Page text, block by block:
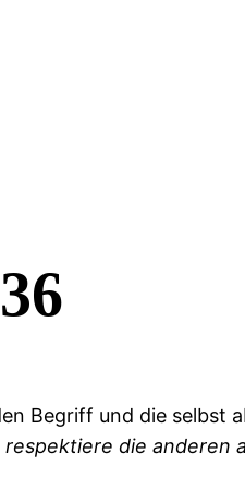
36
Begriff und die selbst
respektiere die anderen